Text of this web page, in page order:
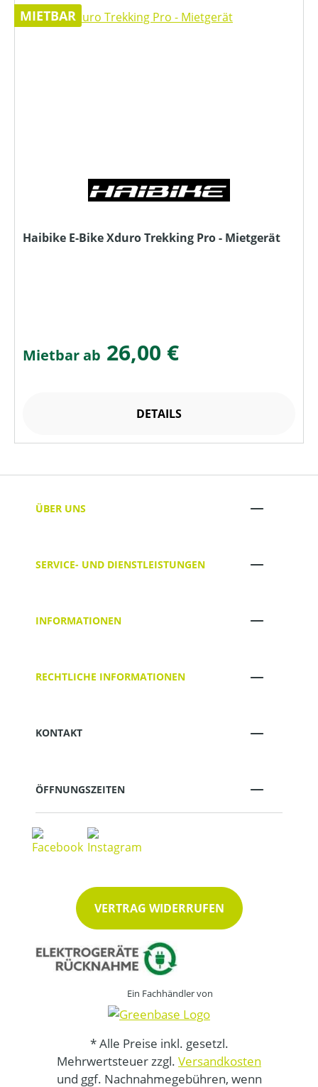
MIETBAR
Haibike E-Bike Xduro Trekking Pro - Mietgerät
Mietbar ab 26,00 €
DETAILS
ÜBER UNS
SERVICE- UND DIENSTLEISTUNGEN
INFORMATIONEN
RECHTLICHE INFORMATIONEN
KONTAKT
ÖFFNUNGSZEITEN
VERTRAG WIDERRUFEN
Ein Fachhändler von
* Alle Preise inkl. gesetzl.
Mehrwertsteuer zzgl. Versandkosten
und ggf. Nachnahmegebühren, wenn